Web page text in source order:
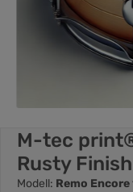
M-tec
Rusty Finish
Modell: Remo